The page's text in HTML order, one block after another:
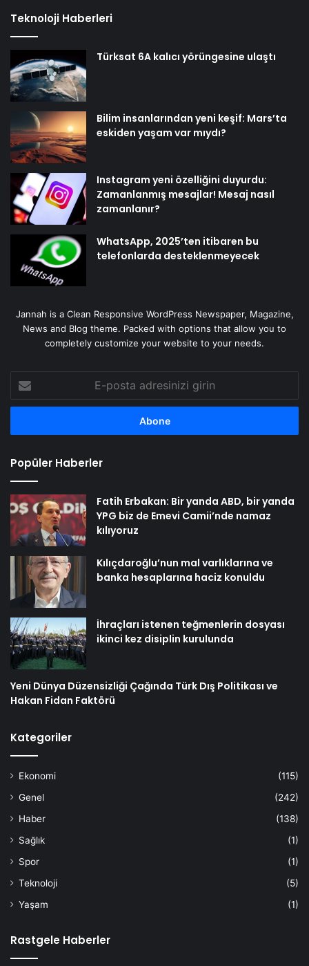
Teknoloji Haberleri
Türksat 6A kalıcı yörüngesine ulaştı
Bilim insanlarından yeni keşif: Mars’ta
eskiden yaşam var mıydı?
Instagram yeni özelliğini duyurdu:
Zamanlanmış mesajlar! Mesaj nasıl
zamanlanır?
WhatsApp, 2025’ten itibaren bu
telefonlarda desteklenmeyecek
Jannah is a Clean Responsive WordPress Newspaper, Magazine,
News and Blog theme. Packed with options that allow you to
completely customize your website to your needs.
posta
adresinizi
Popüler Haberler
Fatih Erbakan: Bir yanda ABD, bir yanda
YPG biz de Emevi Camii’nde namaz
kılıyoruz
Kılıçdaroğlu’nun mal varlıklarına ve
banka hesaplarına haciz konuldu
İhraçları istenen teğmenlerin dosyası
ikinci kez disiplin kurulunda
Yeni Dünya Düzensizliği Çağında Türk Dış Politikası ve
Hakan Fidan Faktörü
Kategoriler
Ekonomi
(115)
Genel
(242)
Haber
(138)
Sağlık
(1)
Spor
(1)
Teknoloji
(5)
Yaşam
(1)
Rastgele Haberler